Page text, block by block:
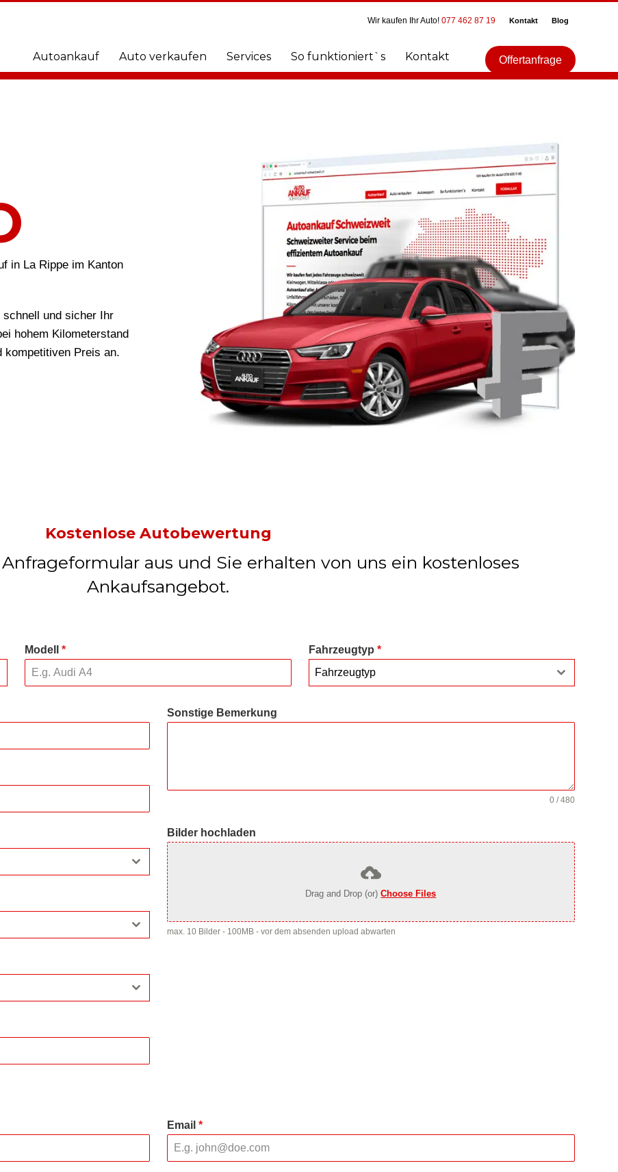
Wir kaufen Ihr Auto! 077 462 87 19 Kontakt Blog
Autoankauf Auto verkaufen Services So funktioniert`s Kontakt Offertanfrage
in La Rippe im Kanton
und sicher Ihr
hohem Kilometerstand
kompetitiven Preis an.
Kostenlose Autobewertung
aus und Sie erhalten von uns ein kostenloses
Ankaufsangebot.
Modell* Fahrzeugtyp *
Fahrzeugtyp
Sonstige Bemerkung
0 / 480
Bilder hochladen
Drag and Drop (or)Choose Files
max. 10 Bilder - 100MB - vor dem absenden upload abwarten
Email *